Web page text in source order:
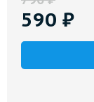
590 ₽